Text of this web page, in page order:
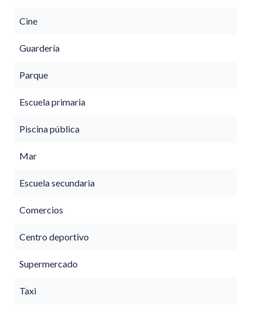
Cine
Guardería
Parque
Escuela primaria
Piscina pública
Mar
Escuela secundaria
Comercios
Centro deportivo
Supermercado
Taxi